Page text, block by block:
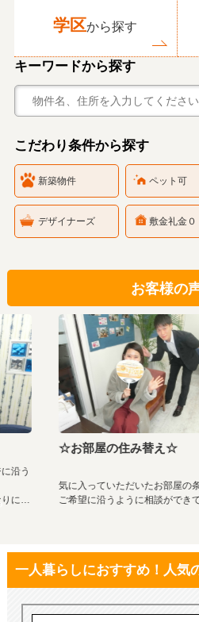
学区から探す
キーワードから探す
こだわり条件から探す
新築物件 ペット可
デザイナーズ 敷金礼金０
お客様の
一人暮らしにおすすめ！人気